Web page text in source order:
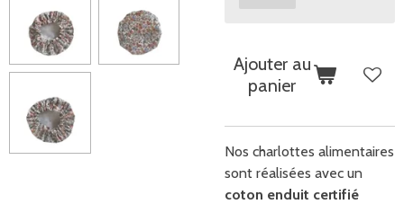
Ajouter au
panier
Nos charlottes alimentaires
sont réalisées avec un
coton enduit certifié